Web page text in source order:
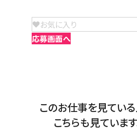
お気に入り
応募画面へ
このお仕事を見てい
こちらも見ています